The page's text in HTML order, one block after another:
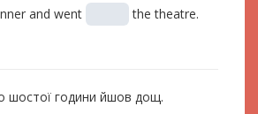
and went the theatre.
шостої години йшов дощ.